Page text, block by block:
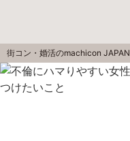
街コン・婚活のmachicon JAPAN